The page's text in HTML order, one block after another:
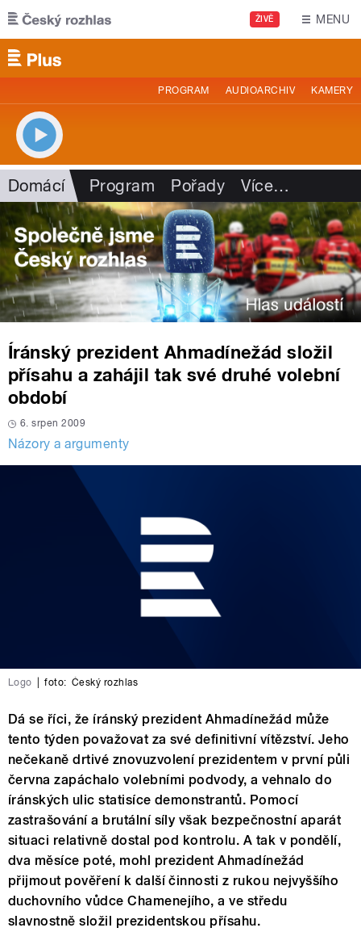
Přejít k hlavnímu obsahu
ŽIVĚ MENU
PROGRAM AUDIOARCHIV KAMERY
Domácí Program Pořady Více…
Íránský prezident Ahmadínežád složil
přísahu a zahájil tak své druhé volební
období
6. srpen 2009
Názory a argumenty
Logo foto: Český rozhlas
Dá se říci, že íránský prezident Ahmadínežád může
tento týden považovat za své definitivní vítězství. Jeho
nečekaně drtivé znovuzvolení prezidentem v první půli
června zapáchalo volebními podvody, a vehnalo do
íránských ulic statisíce demonstrantů. Pomocí
zastrašování a brutální síly však bezpečnostní aparát
situaci relativně dostal pod kontrolu. A tak v pondělí,
dva měsíce poté, mohl prezident Ahmadínežád
přijmout pověření k další činnosti z rukou nejvyššího
duchovního vůdce Chamenejího, a ve středu
slavnostně složil prezidentskou přísahu.